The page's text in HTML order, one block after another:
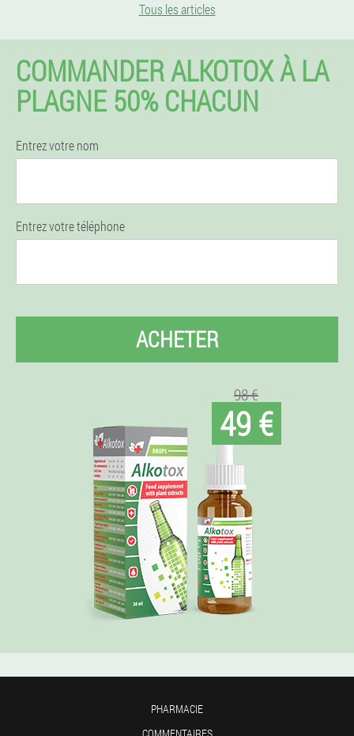
Tous les articles
COMMANDER ALKOTOX À LA
PLAGNE 50% CHACUN
Entrez votre nom
Entrez votre téléphone
ACHETER
98 €
49 €
PHARMACIE